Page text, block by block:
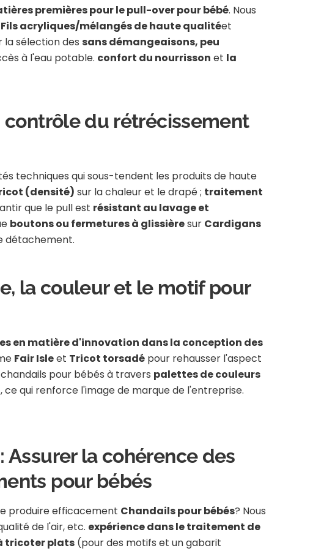
premières pour le pull-over pour bébé. Nous
Fils acryliques/mélangés de haute qualitéet
sélection des sans démangeaisons, peu
à l'eau potable. confort du nourrisson et la
contrôle du rétrécissement
techniques qui sous-tendent les produits de haute
(densité) sur la chaleur et le drapé ; traitement
que le pull est résistant au lavage et
boutons ou fermetures à glissièresur Cardigans
détachement.
la couleur et le motif pour
en matière d'innovation dans la conception des
Fair Isleet Tricot torsadé pour rehausser l'aspect
chandails pour bébés à travers palettes de couleurs
qui renforce l'image de marque de l'entreprise.
Assurer la cohérence des
pour bébés
produire efficacement Chandails pour bébés? Nous
de l'air, etc. expérience dans le traitement de
tricoter plats (pour des motifs et un gabarit